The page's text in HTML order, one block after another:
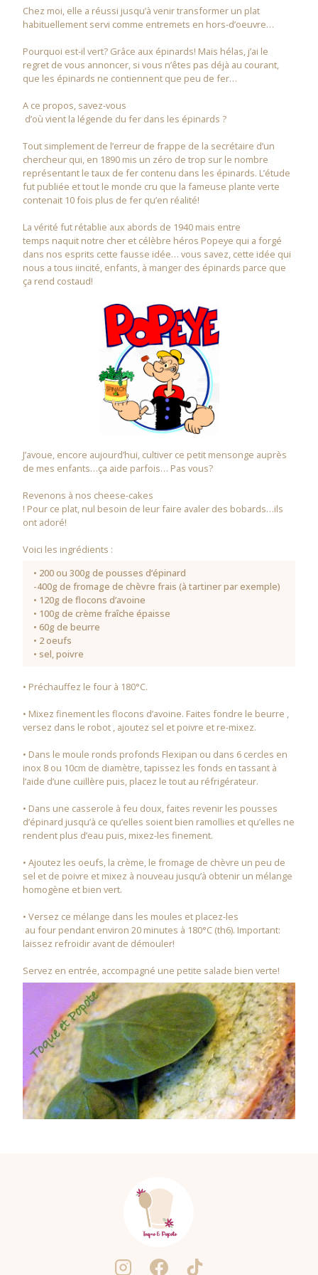
Chez moi, elle a réussi jusqu’à venir transformer un plat
habituellement servi comme entremets en hors-d’oeuvre…
Pourquoi est-il vert? Grâce aux épinards! Mais hélas, j’ai le
regret de vous annoncer, si vous n’êtes pas déjà au courant,
que les épinards ne contiennent que peu de fer…
A ce propos, savez-vous
d’où vient la légende du fer dans les épinards ?
Tout simplement de l’erreur de frappe de la secrétaire d’un
chercheur qui, en 1890 mis un zéro de trop sur le nombre
représentant le taux de fer contenu dans les épinards. L’étude
fut publiée et tout le monde cru que la fameuse plante verte
contenait 10 fois plus de fer qu’en réalité!
La vérité fut rétablie aux abords de 1940 mais entre
temps naquit notre cher et célèbre héros Popeye qui a forgé
dans nos esprits cette fausse idée… vous savez, cette idée qui
nous a tous iincité, enfants, à manger des épinards parce que
ça rend costaud!
J’avoue, encore aujourd’hui, cultiver ce petit mensonge auprès
de mes enfants…ça aide parfois… Pas vous?
Revenons à nos cheese-cakes
! Pour ce plat, nul besoin de leur faire avaler des bobards…ils
ont adoré!
Voici les ingrédients :
• 200 ou 300g de pousses d’épinard
-400g de fromage de chèvre frais (à tartiner par exemple)
• 120g de flocons d’avoine
• 100g de crème fraîche épaisse
• 60g de beurre
• 2 oeufs
• sel, poivre
• Préchauffez le four à 180°C.
• Mixez finement les flocons d’avoine. Faites fondre le beurre ,
versez dans le robot , ajoutez sel et poivre et re-mixez.
• Dans le moule ronds profonds Flexipan ou dans 6 cercles en
inox 8 ou 10cm de diamètre, tapissez les fonds en tassant à
l’aide d’une cuillère puis, placez le tout au réfrigérateur.
• Dans une casserole à feu doux, faites revenir les pousses
d’épinard jusqu’à ce qu’elles soient bien ramollies et qu’elles ne
rendent plus d’eau puis, mixez-les finement.
• Ajoutez les oeufs, la crème, le fromage de chèvre un peu de
sel et de poivre et mixez à nouveau jusqu’à obtenir un mélange
homogène et bien vert.
• Versez ce mélange dans les moules et placez-les
au four pendant environ 20 minutes à 180°C (th6). Important:
laissez refroidir avant de démouler!
Servez en entrée, accompagné une petite salade bien verte!